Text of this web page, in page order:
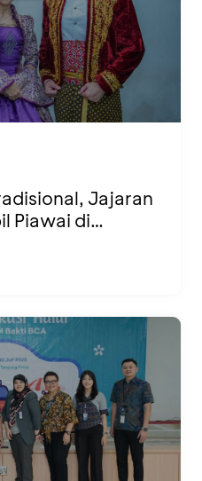
Jajaran
Piawai di